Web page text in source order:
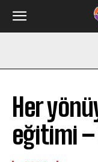
Her
eğitimi